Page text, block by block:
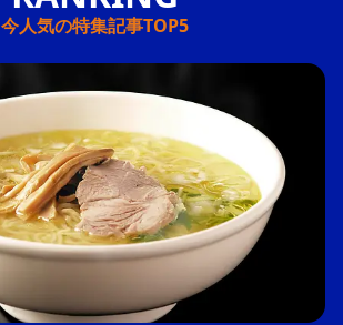
今人気の特集記事TOP5